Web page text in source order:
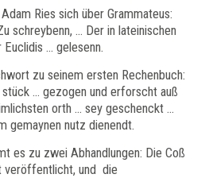
Ries sich über Grammateus:
schreybenn, ... Der in lateinischen
... gelesenn.
zu seinem ersten Rechenbuch:
... gezogen und erforscht auß
orth ... sey geschenckt ...
gemaynen nutz dienendt.
es zu zwei Abhandlungen: Die Coß
veröffentlicht, und die